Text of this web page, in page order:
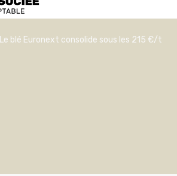
Le blé Euronext consolide sous les 215 €/t